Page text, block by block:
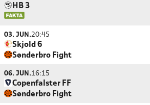
HB 3
03. JUN.20:45
Skjold 6
Sønderbro Fight
06. JUN.16:15
Copenfalster FF
Sønderbro Fight